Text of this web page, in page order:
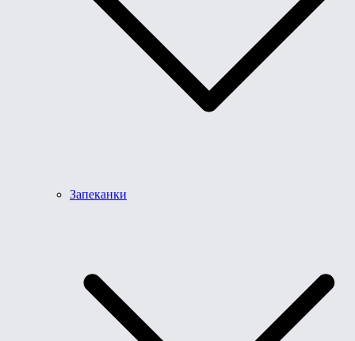
Запеканки